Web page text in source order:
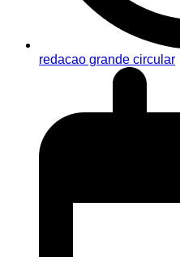
redacao grande circular